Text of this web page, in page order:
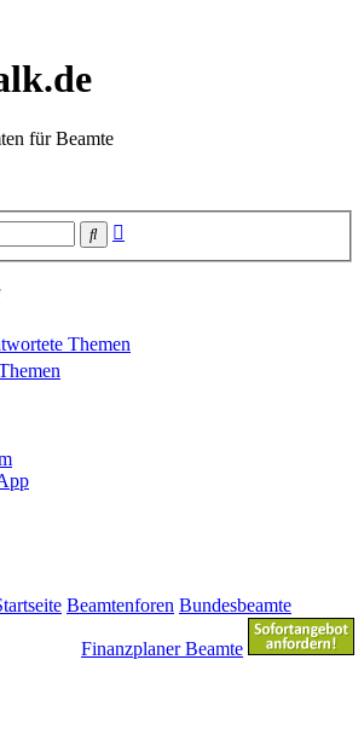
für Beamte
Suche
Themen
Beamtenforen Bundesbeamte
Finanzplaner Beamte